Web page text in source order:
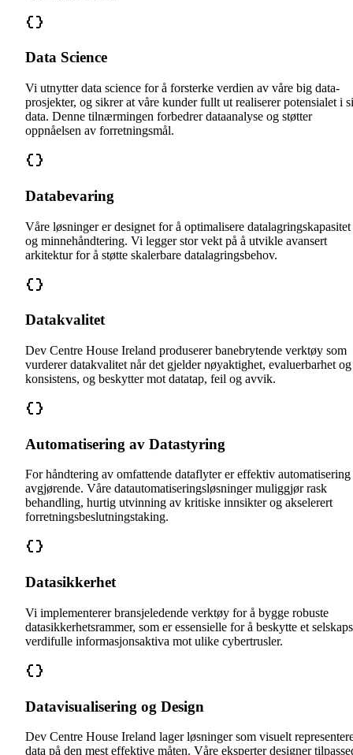
Data Science
Vi utnytter data science for å forsterke verdien av våre big data-
prosjekter, og sikrer at våre kunder fullt ut realiserer potensialet i
data. Denne tilnærmingen forbedrer dataanalyse og støtter
oppnåelsen av forretningsmål.
Databevaring
Våre løsninger er designet for å optimalisere datalagringskapasitet
og minnehåndtering. Vi legger stor vekt på å utvikle avansert
arkitektur for å støtte skalerbare datalagringsbehov.
Datakvalitet
Dev Centre House Ireland produserer banebrytende verktøy som
vurderer datakvalitet når det gjelder nøyaktighet, evaluerbarhet og
konsistens, og beskytter mot datatap, feil og avvik.
Automatisering av Datastyring
For håndtering av omfattende dataflyter er effektiv automatisering
avgjørende. Våre datautomatiseringsløsninger muliggjør rask
behandling, hurtig utvinning av kritiske innsikter og akselerert
forretningsbeslutningstaking.
Datasikkerhet
Vi implementerer bransjeledende verktøy for å bygge robuste
datasikkerhetsrammer, som er essensielle for å beskytte et selskaps
verdifulle informasjonsaktiva mot ulike cybertrusler.
Datavisualisering og Design
Dev Centre House Ireland lager løsninger som visuelt
data på den mest effektive måten. Våre eksperter designer